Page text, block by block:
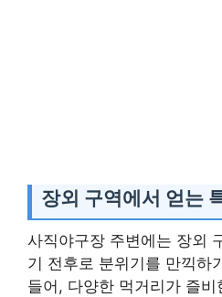
장외 구역에서 얻는
사직야구장 주변에는 장외
기 전후로 분위기를 만끽하
들어, 다양한 먹거리가 즐